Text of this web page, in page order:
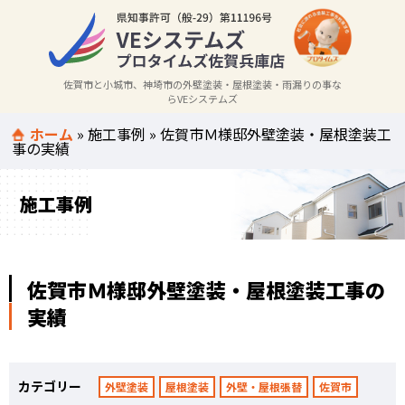
佐賀市と小城市、神埼市の外壁塗装・屋根塗装・雨漏りの事な
らVEシステムズ
ホーム »施工事例 »佐賀市Ｍ様邸外壁塗装・屋根塗装工
事の実績
施工事例
佐賀市Ｍ様邸外壁塗装・屋根塗装工事の
実績
カテゴリー 外壁塗装 屋根塗装 外壁・屋根張替 佐賀市